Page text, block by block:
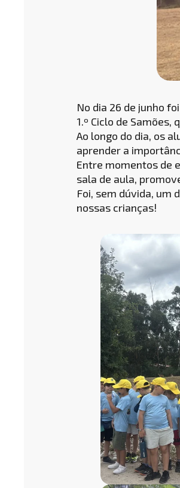
No dia 26 de junho
1.º Ciclo de
Ao longo do dia, os
aprender a
Entre momentos de
sala de aula,
Foi, sem dúvida, um
nossas crianças!